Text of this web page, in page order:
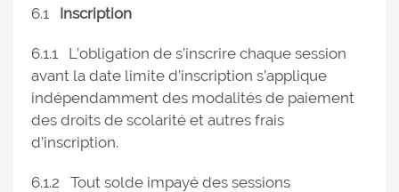
6.1 Inscription
6.1.1 L’obligation de s’inscrire chaque session
avant la date limite d’inscription s’applique
indépendamment des modalités de paiement
des droits de scolarité et autres frais
d’inscription.
6.1.2 Tout solde impayé des sessions